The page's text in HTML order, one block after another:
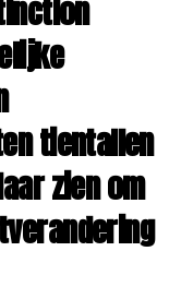
tientallen
zien om